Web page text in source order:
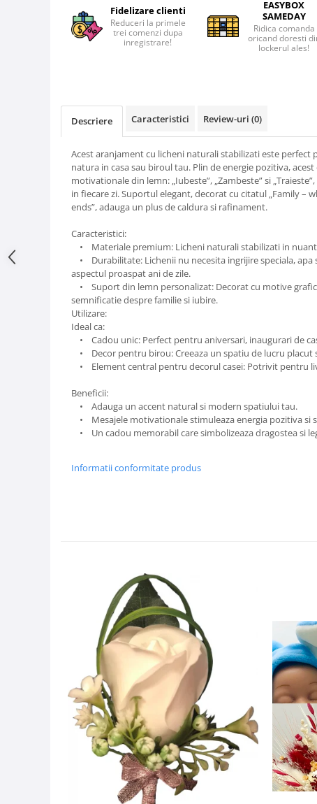
Fidelizare clienti
Reduceri la primele
trei comenzi dupa
inregistrare!
EASYBOX
SAMEDAY
Ridica comanda
oricand doresti
lockerul ales!
Descriere Caracteristici Review-uri (0)
Acest aranjament cu licheni naturali stabilizati este perfect
natura in casa sau biroul tau. Plin de energie pozitiva,
motivationale din lemn: „Iubeste”, „Zambeste” si
in fiecare zi. Suportul elegant, decorat cu citatul „Family –
ends”, adauga un plus de caldura si rafinament.
Caracteristici:
• Materiale premium: Licheni naturali stabilizati in
• Durabilitate: Lichenii nu necesita ingrijire speciala, apa
aspectul proaspat ani de zile.
• Suport din lemn personalizat: Decorat cu motive
semnificatie despre familie si iubire.
Utilizare:
Ideal ca:
• Cadou unic: Perfect pentru aniversari, inaugurari de
• Decor pentru birou: Creeaza un spatiu de lucru placut
• Element central pentru decorul casei: Potrivit pentru
Beneficii:
• Adauga un accent natural si modern spatiului tau.
• Mesajele motivationale stimuleaza energia pozitiva si
• Un cadou memorabil care simbolizeaza dragostea si
Informatii conformitate produs